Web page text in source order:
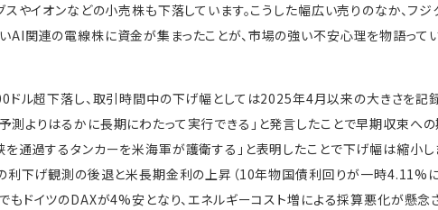
スやイオンなどの小売株も下落しています。こうした幅広い売りのなか、フジ
関連の電線株に資金が集まったことが、市場の強い不安心理を物語って
ル超下落し、取引時間中の下げ幅としては2025年4月以来の大きさを記
測よりはるかに長期にわたって実行できる」と発言したことで早期収束へ
を通過するタンカーを米海軍が護衛する」と表明したことで下げ幅は縮小し
利下げ観測の後退と米長期金利の上昇（10年物国債利回りが一時4.11%
もドイツのDAXが4%安となり、エネルギーコスト増による採算悪化が懸念